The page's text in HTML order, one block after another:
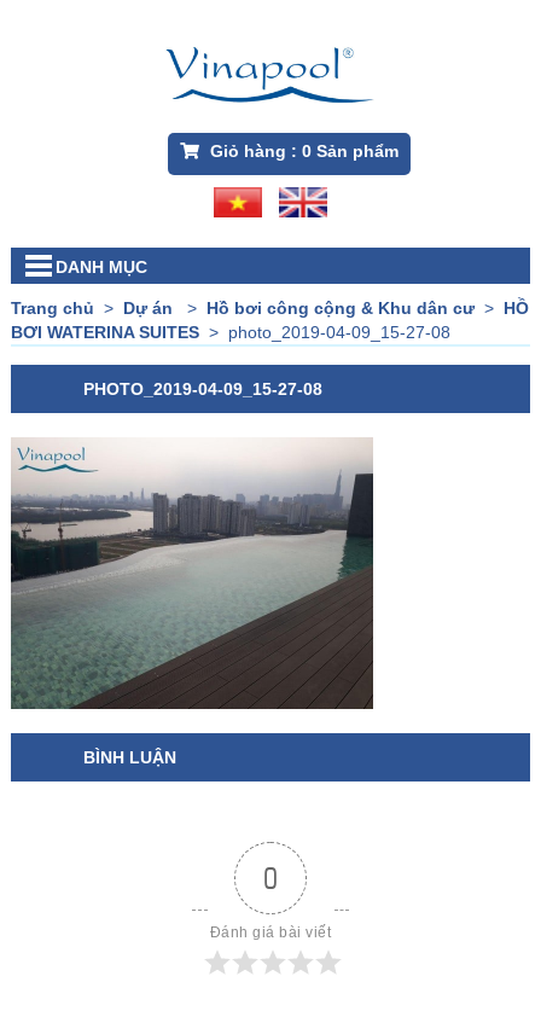
Giỏ hàng : 0Sản phẩm
DANH MỤC
Trang chủ > Dự án > Hồ bơi công cộng & Khu dân cư> HỒ
BƠI WATERINA SUITES> photo_2019-04-09_15-27-08
PHOTO_2019-04-09_15-27-08
BÌNH LUẬN
0
Đánh giá bài viết